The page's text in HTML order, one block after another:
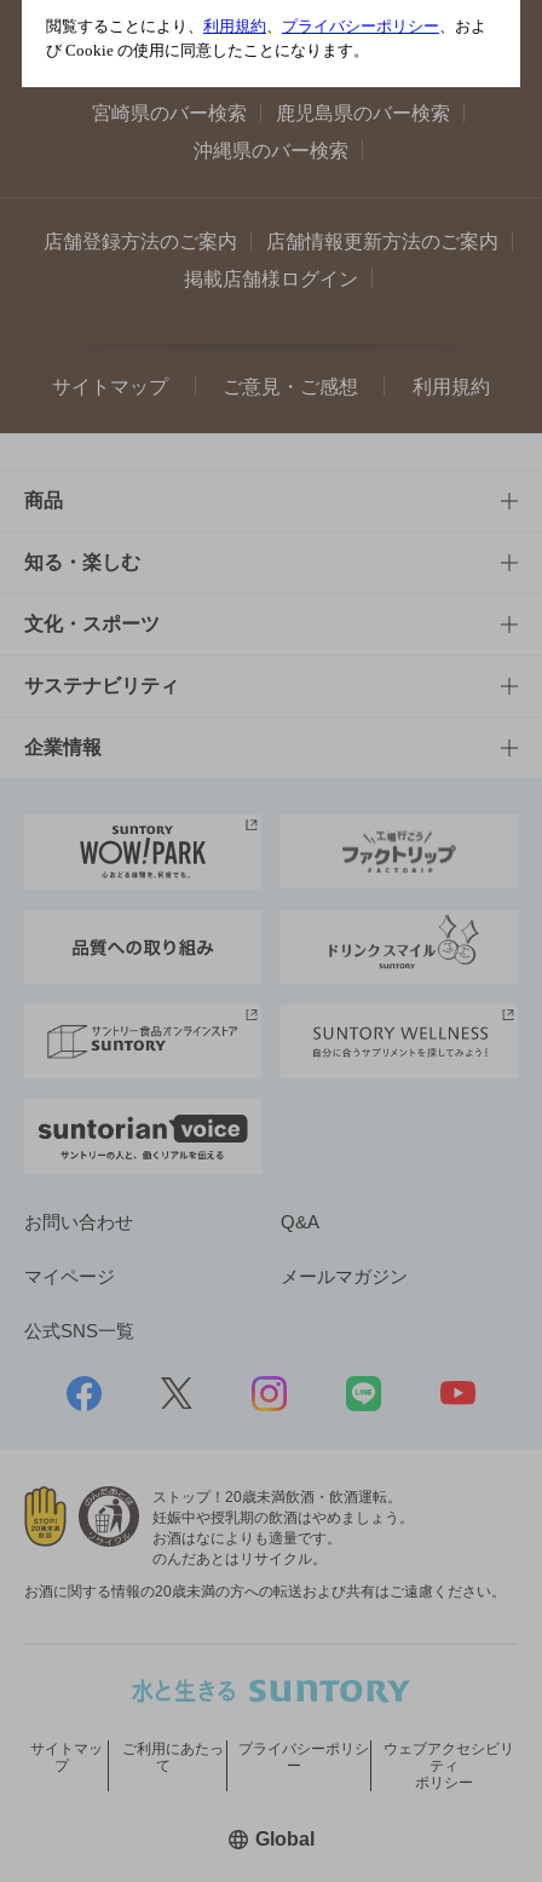
長崎県のバー検索
佐賀県のバー検索
宮崎県のバー検索
鹿児島県のバー検索
沖縄県のバー検索
店舗登録方法のご案内
店舗情報更新方法のご案内
掲載店舗様ログイン
サイトマップ ご意見・ご感想 利用規約
商品
商品TOP
商品一覧
商品発売情報
栄養成分一覧
知る・楽しむ
知る・楽しむTOP
キャンペーン
工場見学
地域情報
文化・スポーツ
文化・スポーツTOP
サントリーホール
サントリーサンバーズ大阪
サステナビリティ
サステナビリティTOP
サントリーが考えるサステナビリティ経営
企業情報
企業概要
採用情報
お問い合わせ Q&A
マイページ メールマガジン
公式SNS一覧
ストップ！20歳未満飲酒・飲酒運転。
妊娠中や授乳期の飲酒はやめましょう。
お酒はなによりも適量です。
のんだあとはリサイクル。
お酒に関する情報の20歳未満の方への転送および共有はご遠慮ください。
サイトマッ
プ
ご利用にあたっ
て
プライバシーポリシ
ー
ウェブアクセシビリ
ティ
ポリシー
Global新しいウィンドウで開く
閲覧することにより、 利用規約 プライバシーポリシー 、およ
び Cookie の使用に同意したことになります。